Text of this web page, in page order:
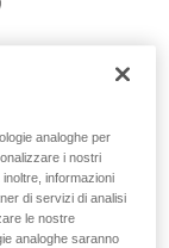
analoghe per
i nostri
informazioni
di servizi di analisi
le nostre
analoghe saranno